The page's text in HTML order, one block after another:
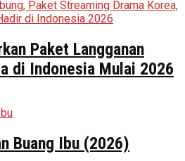
Paket Langganan
di Indonesia Mulai 2026
Buang Ibu (2026)